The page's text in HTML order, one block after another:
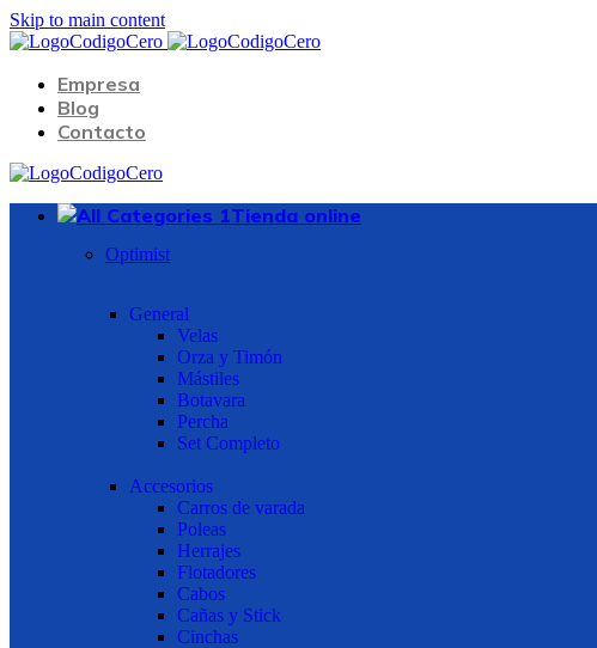
Skip to main content
Empresa
Blog
Contacto
Tienda online
Optimist
General
Velas
Orza y Timón
Mástiles
Botavara
Percha
Set Completo
Accesorios
Carros de varada
Poleas
Herrajes
Flotadores
Cabos
Cañas y Stick
Cinchas